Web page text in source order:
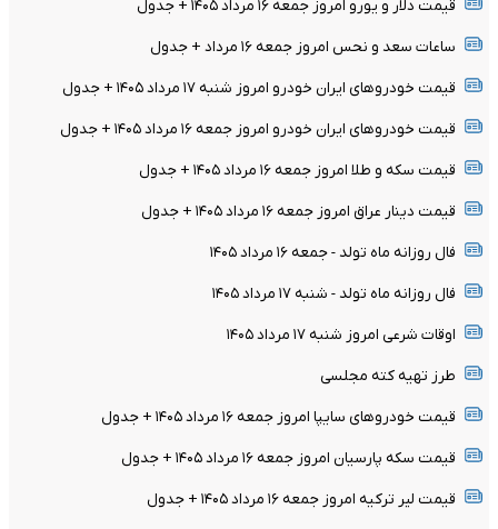
قیمت دلار و یورو امروز جمعه ۱۶ مرداد ۱۴۰۵ + جدول
ساعات سعد و نحس امروز جمعه ۱۶ مرداد + جدول
قیمت خودرو‌های ایران خودرو امروز شنبه ۱۷ مرداد ۱۴۰۵ + جدول
قیمت خودرو‌های ایران خودرو امروز جمعه ۱۶ مرداد ۱۴۰۵ + جدول
قیمت سکه و طلا امروز جمعه ۱۶ مرداد ۱۴۰۵ + جدول
قیمت دینار عراق امروز جمعه ۱۶ مرداد ۱۴۰۵ + جدول
فال روزانه ماه تولد - جمعه ۱۶ مرداد ۱۴۰۵
فال روزانه ماه تولد - شنبه ۱۷ مرداد ۱۴۰۵
اوقات شرعی امروز شنبه ۱۷ مرداد ۱۴۰۵
طرز تهیه کته مجلسی
قیمت خودرو‌های سایپا امروز جمعه ۱۶ مرداد ۱۴۰۵ + جدول
قیمت سکه پارسیان امروز جمعه ۱۶ مرداد ۱۴۰۵ + جدول
قیمت لیر ترکیه امروز جمعه ۱۶ مرداد ۱۴۰۵ + جدول